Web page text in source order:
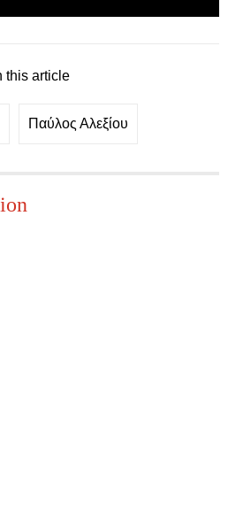
this article
Παύλος Αλεξίου